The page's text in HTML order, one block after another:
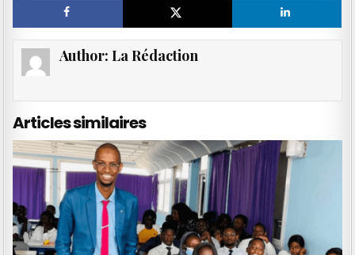
Author: La Rédaction
Articles similaires